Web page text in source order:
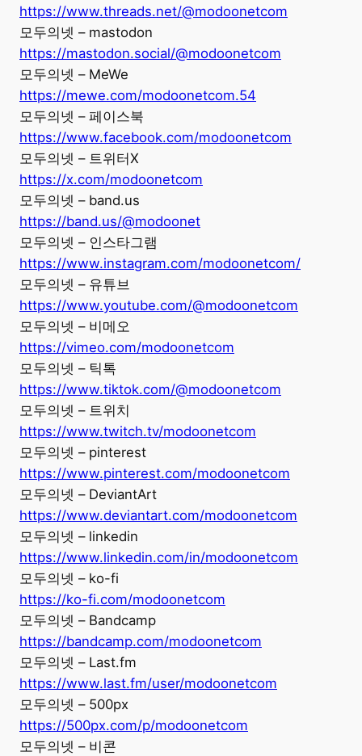
https://www.threads.net/@modoonetcom
모두의넷 – mastodon
https://mastodon.social/@modoonetcom
모두의넷 – MeWe
https://mewe.com/modoonetcom.54
모두의넷 – 페이스북
https://www.facebook.com/modoonetcom
모두의넷 – 트위터X
https://x.com/modoonetcom
모두의넷 – band.us
https://band.us/@modoonet
모두의넷 – 인스타그램
https://www.instagram.com/modoonetcom/
모두의넷 – 유튜브
https://www.youtube.com/@modoonetcom
모두의넷 – 비메오
https://vimeo.com/modoonetcom
모두의넷 – 틱톡
https://www.tiktok.com/@modoonetcom
모두의넷 – 트위치
https://www.twitch.tv/modoonetcom
모두의넷 – pinterest
https://www.pinterest.com/modoonetcom
모두의넷 – DeviantArt
https://www.deviantart.com/modoonetcom
모두의넷 – linkedin
https://www.linkedin.com/in/modoonetcom
모두의넷 – ko-fi
https://ko-fi.com/modoonetcom
모두의넷 – Bandcamp
https://bandcamp.com/modoonetcom
모두의넷 – Last.fm
https://www.last.fm/user/modoonetcom
모두의넷 – 500px
https://500px.com/p/modoonetcom
모두의넷 – 비콘